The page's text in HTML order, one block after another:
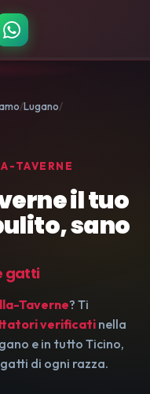
Lugano
TAVERNE
il tuo
sano
gatti
Taverne? Ti
verificati nella
e in tutto Ticino,
di ogni razza.